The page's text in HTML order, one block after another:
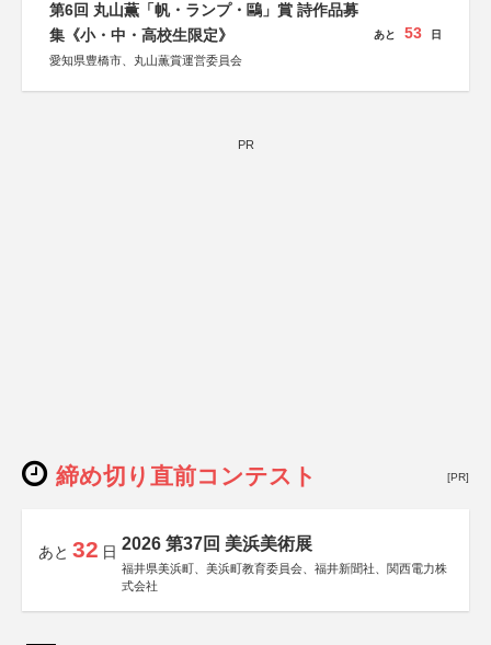
第6回 丸山薫「帆・ランプ・鷗」賞 詩作品募
集《小・中・高校生限定》
愛知県豊橋市、丸山薫賞運営委員会
あと 53 日
PR
締め切り直前コンテスト [PR]
あと 32 日 2026 第37回 美浜美術展
福井県美浜町、美浜町教育委員会、福井新聞社、関西電力株
式会社